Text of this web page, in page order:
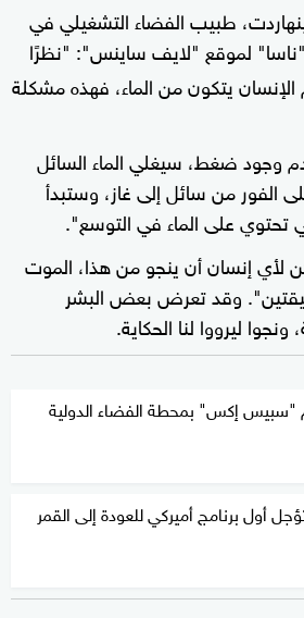
طبيب الفضاء التشغيلي في
"ناسا" لموقع "لايف ساينس": "نظرًا
الإنسان يتكون من الماء، فهذه مشكلة
ضغط، سيغلي الماء السائل
الفور من سائل إلى غاز، وستبدأ
تحتوي على الماء في التوسع".
لأي إنسان أن ينجو من هذا، الموت
وقد تعرض بعض البشر
ليرووا لنا الحكاية.
"سبيس إكس" بمحطة الفضاء الدولية
أول برنامج أميركي للعودة إلى القمر